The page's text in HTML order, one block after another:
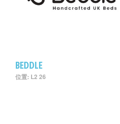
BEDDLE
位置: L2 26